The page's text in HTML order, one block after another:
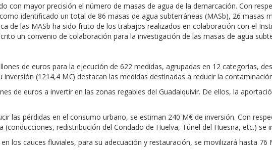
con mayor precisión el número de masas de agua de la demarcación. Con
identificado un total de 86 masas de agua subterráneas (MASb), 26 masas
de las MASb ha sido fruto de los trabajos realizados en colaboración con el
un convenio de colaboración para la investigación de las masas de agua
de euros para la ejecución de 622 medidas, agrupadas en 12 categorías,
(1214,4 M€) destacan las medidas destinadas a reducir la
de euros a invertir en las zonas regables del Guadalquivir. De ellos, la
las pérdidas en el consumo urbano, se estiman 240 M€ de inversión. Con
redistribución del Condado de Huelva, Túnel del Huesna, etc.) se
los cauces fluviales, para su adecuación y restauración, se movilizará hasta 76